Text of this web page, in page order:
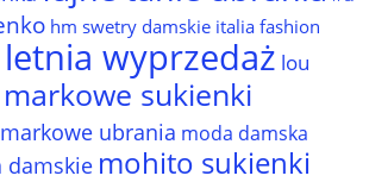
hm swetry damskie italia fashion
letnia wyprzedaż lou
markowe sukienki
markowe ubrania moda damska
damskie mohito sukienki